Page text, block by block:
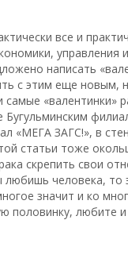
все и
управления
написать
с этим еще новым,
«валентинки»
Бугульминским
«МЕГА ЗАГС!», в
статьи тоже
скрепить свои
любишь человека, то
значит и ко
половинку, любите и